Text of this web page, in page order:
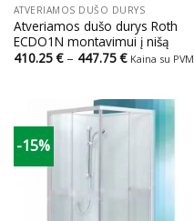
ATVERIAMOS DUŠO DURYS
Atveriamos dušo durys Roth
ECDO1N montavimui į nišą
410.25€ – 447.75€Price
range:
447.75 €
Kaina su PVM
-15%